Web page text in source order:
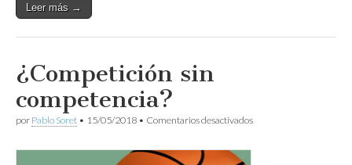
Leer más →
¿Competición sin
competencia?
por Pablo Soret • 15/05/2018 • Comentarios desactivadosen